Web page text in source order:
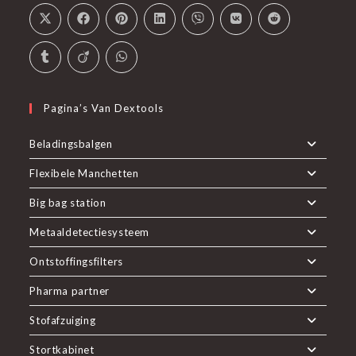
Pagina’s Van Dextools
Beladingsbalgen
Flexibele Manchetten
Big bag station
Metaaldetectiesysteem
Ontstoffingsfilters
Pharma partner
Stofafzuiging
Stortkabinet